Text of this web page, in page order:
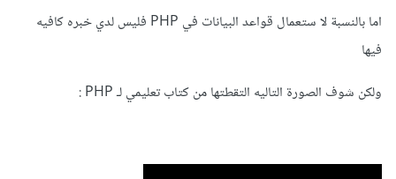
اما بالنسبة لا ستعمال قواعد البيانات في PHP فليس لدي خبره كافيه
فيها
ولكن شوف الصورة التاليه التقطتها من كتاب تعليمي لـ PHP :